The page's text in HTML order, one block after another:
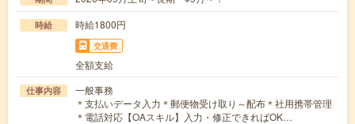
時給 時給1800円
交通費
全額支給
仕事内容
一般事務
＊支払いデータ入力＊郵便物受け取り～配布＊社用携帯管理
＊電話対応【OAスキル】入力・修正できればOK…